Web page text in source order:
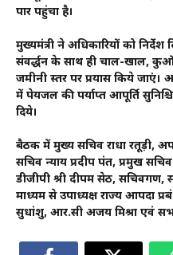
पार पहुंचा है।
मुख्यमंत्री ने अधिकारियों को
संवर्द्धन के साथ ही चाल-खाल,
जमीनी स्तर पर प्रयास किये जाएं।
में पेयजल की पर्याप्त आपूर्ति
दिये।
बैठक में मुख्य सचिव राधा रतूड़ी,
सचिव न्याय प्रदीप पंत, प्रमुख
डीजीपी श्री दीपम सेठ, सचिवगण,
माध्यम से उपाध्यक्ष राज्य आपदा
सुधांशु, आर.सी अजय मिश्रा एवं